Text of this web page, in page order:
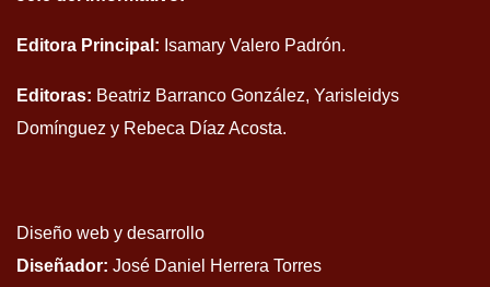
Editora Principal: Isamary Valero Padrón.
Editoras: Beatriz Barranco González, Yarisleidys
Domínguez y Rebeca Díaz Acosta.
Diseño web y desarrollo
Diseñador: José Daniel Herrera Torres